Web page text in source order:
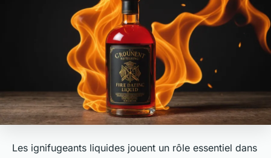
Les ignifugeants liquides jouent un rôle essentiel dans